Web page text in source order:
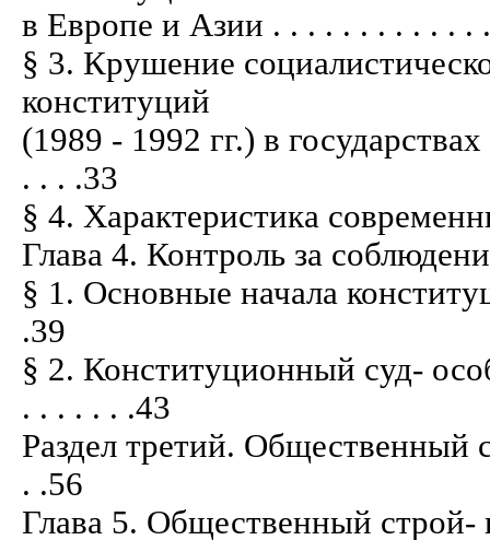
в Европе и Азии . . . . . . . . . . . .
§ 3. Крушение
конституций
(1989 - 1992 гг.) в
. . . .33
§ 4. Характеристика
Глава 4. Контроль за
§ 1. Основные начала
.39
§ 2. Конституционный суд-
. . . . . . .43
Раздел третий. Общественный
. .56
Глава 5. Общественный строй-